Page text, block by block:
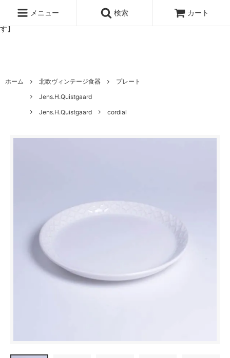
ッタのオンラインストア【アラビア,クイストゴーなどの北欧ヴィンテ
ージ食器,雅峰窯やソルテグラスジュエリーなどの作家の作品が並びま
す】
メニュー 検索 カート
ホーム 北欧ヴィンテージ食器
プレート
Jens.H.Quistgaard
Jens.H.Quistgaard
cordial